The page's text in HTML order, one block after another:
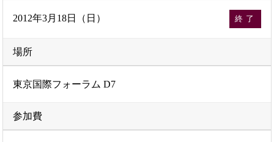
2012年3月18日（日） 終了
場所
東京国際フォーラム D7
参加費